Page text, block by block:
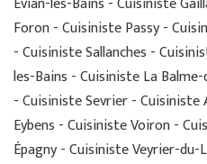
Foron - Cuisiniste Passy -
- Cuisiniste Sallanches -
les-Bains - Cuisiniste La
- Cuisiniste Sevrier - Cuisiniste
Eybens - Cuisiniste Voiron -
Épagny - Cuisiniste Veyrier-